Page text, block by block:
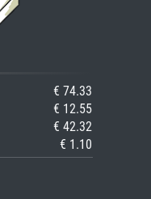
€ 74.33
€ 12.55
€ 42.32
€ 1.10